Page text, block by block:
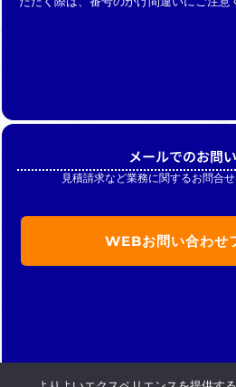
メールでのお問
見積請求など業務に関するお問合
WEBお問い合わせ